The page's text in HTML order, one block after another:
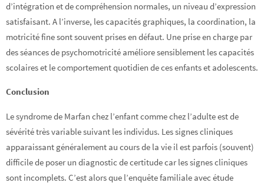
d’intégration et de compréhension normales, un niveau d’expression
satisfaisant. A l’inverse, les capacités graphiques, la coordination, la
motricité fine sont souvent prises en défaut. Une prise en charge par
des séances de psychomotricité améliore sensiblement les capacités
scolaires et le comportement quotidien de ces enfants et adolescents.
Conclusion
Le syndrome de Marfan chez l’enfant comme chez l’adulte est de
sévérité très variable suivant les individus. Les signes cliniques
apparaissant généralement au cours de la vie il est parfois (souvent)
difficile de poser un diagnostic de certitude car les signes cliniques
sont incomplets. C’est alors que l’enquête familiale avec étude